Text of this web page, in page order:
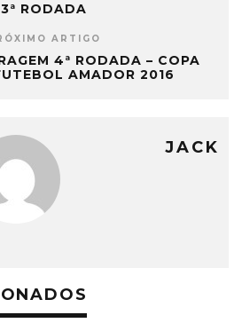
3ª RODADA
ARTIGO
4ª RODADA – COPA
AMADOR 2016
JACK